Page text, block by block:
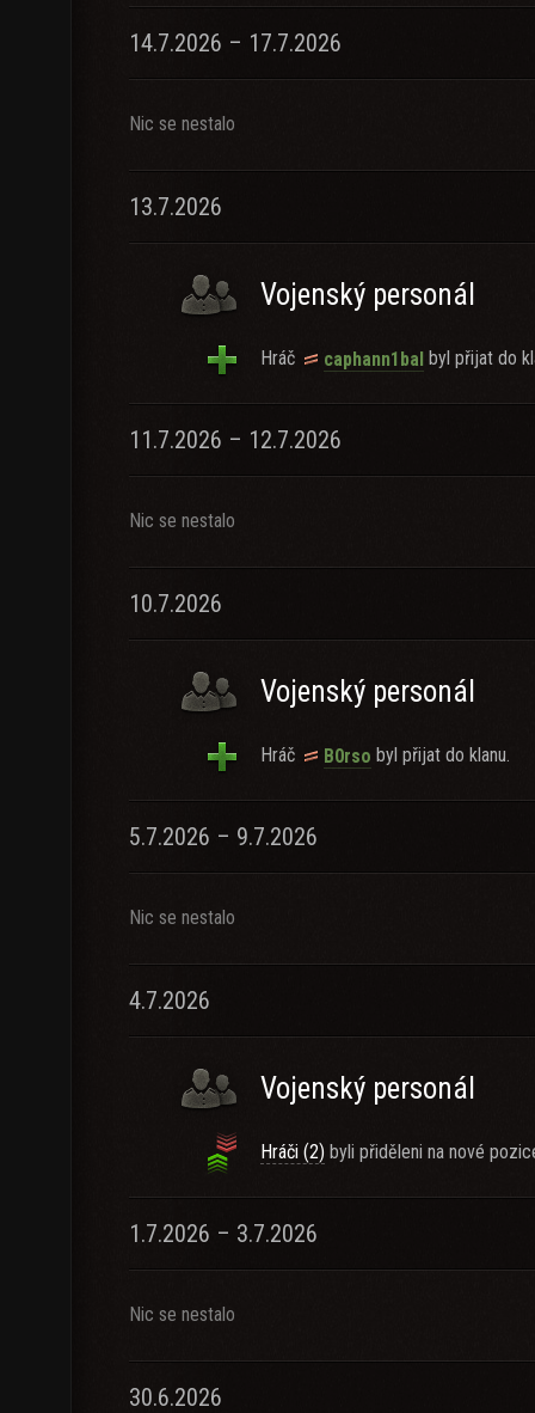
14.7.2026 – 17.7.2026
Nic se nestalo
13.7.2026
Vojenský personál
Hráč caphann1bal byl přijat do
11.7.2026 – 12.7.2026
Nic se nestalo
10.7.2026
Vojenský personál
Hráč B0rso byl přijat do klanu.
5.7.2026 – 9.7.2026
Nic se nestalo
4.7.2026
Vojenský personál
Hráči (2) byli přiděleni na nové
1.7.2026 – 3.7.2026
Nic se nestalo
30.6.2026